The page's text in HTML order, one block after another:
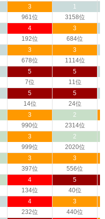
3
961位
1
3158位
4
192位
3
684位
3
678位
3
1114位
5
7位
5
11位
5
14位
5
24位
3
990位
2
2314位
3
999位
2
2020位
3
397位
3
556位
4
134位
5
40位
4
232位
3
440位